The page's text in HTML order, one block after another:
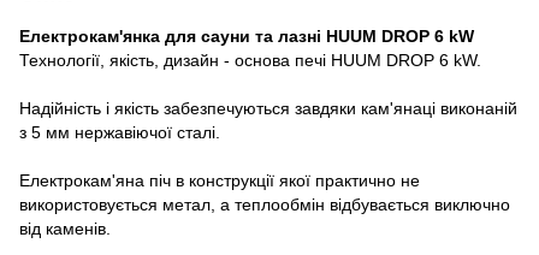
Електрокам'янка для сауни та лазні HUUM DROP 6 kW
Технології, якість, дизайн - основа печі HUUM DROP 6 kW.
Надійність і якість забезпечуються завдяки кам'янаці виконаній
з 5 мм нержавіючої сталі.
Електрокам'яна піч в конструкції якої практично не
використовується метал, а теплообмін відбувається виключно
від каменів.